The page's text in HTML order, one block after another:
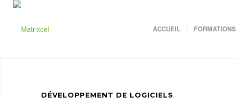
ACCUEIL FORMATIONS
DÉVELOPPEMENT DE LOGICIELS